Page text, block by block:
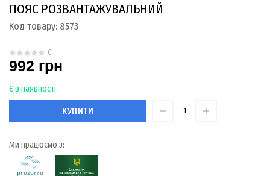
ПОЯС РОЗВАНТАЖУВАЛЬНИЙ
Код товару: 8573
0
992 грн
Є в наявності
КУПИТИ
Ми працюємо з: